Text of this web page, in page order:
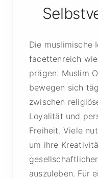
Die muslimische
facettenreich
prägen. Muslim
bewegen sich
zwischen
Loyalität und
Freiheit. Viele
um ihre
auszuleben. Für